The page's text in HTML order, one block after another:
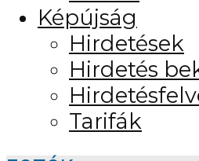
Képújság
Hirdetések
Hirdetés
Tarifák